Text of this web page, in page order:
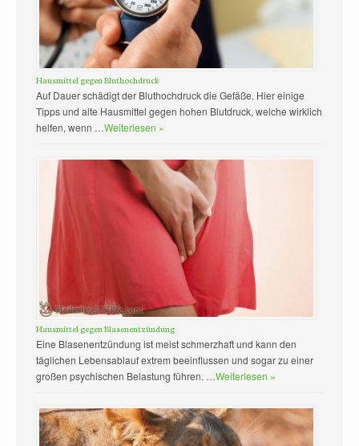
Hausmittel gegen Bluthochdruck
Auf Dauer schädigt der Bluthochdruck die Gefäße. Hier einige
Tipps und alte Hausmittel gegen hohen Blutdruck, welche wirklich
helfen, wenn …Weiterlesen »
Hausmittel gegen Blasenentzündung
Eine Blasenentzündung ist meist schmerzhaft und kann den
täglichen Lebensablauf extrem beeinflussen und sogar zu einer
großen psychischen Belastung führen. …Weiterlesen »